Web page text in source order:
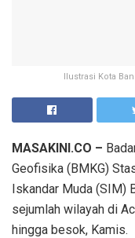
Ilustrasi Kota
MASAKINI.CO –
Geofisika (BMKG)
Iskandar Muda (SIM)
sejumlah wilayah di
hingga besok, Kamis.